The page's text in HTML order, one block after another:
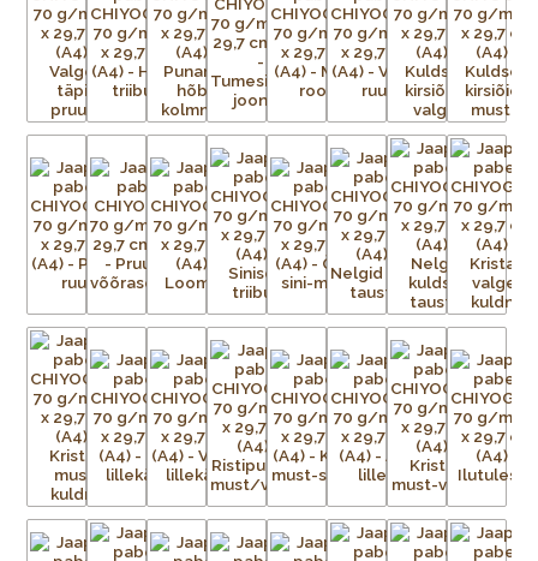
Tänapäeval on kasutusel plast- ja metallvõrgud. Metallraami
peale pingutatud võrgule kantakse valgustundliku emulsiooni
abil trükitav kujutis. Trükivalmis raamid seadistatakse
trükikarussellile – iga värv kantakse trükilauale kinnitatud
tootele eraldi. Soovitud kujutis on võrgus avatud, ülejäänud
võrgu augud aga kaetud. Värvi laialiajamiseks ja üleliigse värvi
eemaldamiseks kasutatakse raaklit. Värv kuivab ja kinnistub
esemele kuivatustunnelis või lihtsalt õhu käes. Trükivärvid
segatakse iga prindi jaoks eritellimusel, nii et mõnikord ei ole
värvid täpselt sellised nagu eelmisel partiil. Pärast värvi
pealekandmist paber kuivatatakse. Protsessi korratakse iga
värvi puhul – kolm kuni 15 korda – kuni mustrid on täielikult
trükitud.